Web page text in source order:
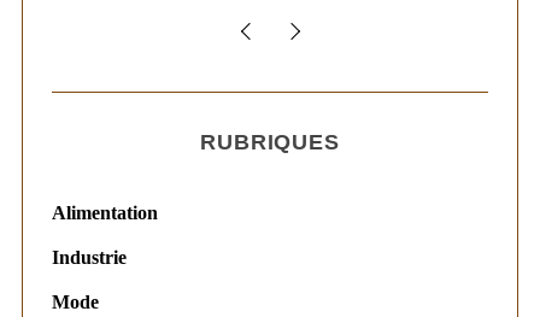
RUBRIQUES
Alimentation
Industrie
Mode